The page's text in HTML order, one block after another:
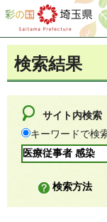
彩の国 埼玉県
検索結果
サイト内検索
キーワードで検
検索方法